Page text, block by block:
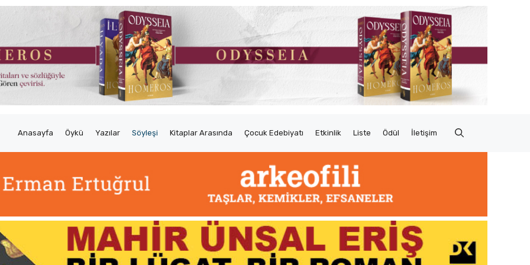
Anasayfa Öykü Yazılar Söyleşi Kitaplar Arasında Çocuk Edebiyatı Etkinlik Liste Ödül İletişim